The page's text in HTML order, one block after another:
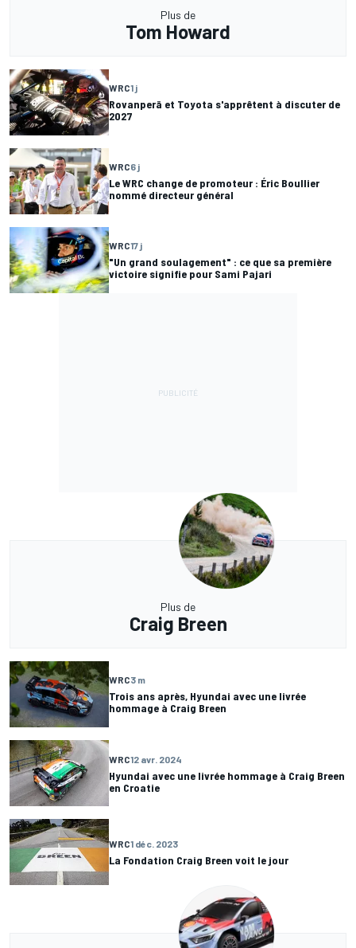
Plus de
Tom Howard
WRC1 j
Rovanperä et Toyota s'apprêtent à discuter de
2027
WRC6 j
Le WRC change de promoteur : Éric Boullier
nommé directeur général
WRC17 j
"Un grand soulagement" : ce que sa première
victoire signifie pour Sami Pajari
Plus de
Craig Breen
WRC3 m
Trois ans après, Hyundai avec une livrée
hommage à Craig Breen
WRC12 avr. 2024
Hyundai avec une livrée hommage à Craig Breen
en Croatie
WRC1 déc. 2023
La Fondation Craig Breen voit le jour